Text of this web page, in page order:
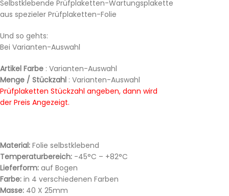
Selbstklebende Prüfplaketten-Wartungsplakette
aus spezieler Prüfplaketten-Folie
Und so gehts:
Bei Varianten-Auswahl
Artikel Farbe : Varianten-Auswahl
Menge / Stückzahl : Varianten-Auswahl
Prüfplaketten Stückzahl angeben, dann wird
der Preis Angezeigt.
Material: Folie selbstklebend
Temperaturbereich: -45°C – +82°C
Lieferform: auf Bogen
Farbe: in 4 verschiedenen Farben
Masse: 40 X 25mm